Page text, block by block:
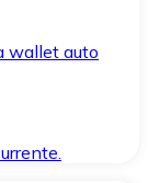
wallet auto